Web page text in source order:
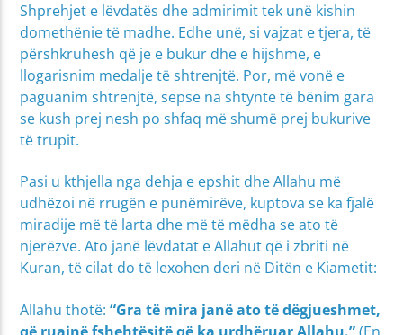
Shprehjet e lëvdatës dhe admirimit tek unë kishin
domethënie të madhe. Edhe unë, si vajzat e tjera, të
përshkruhesh që je e bukur dhe e hijshme, e
llogarisnim medalje të shtrenjtë. Por, më vonë e
paguanim shtrenjtë, sepse na shtynte të bënim gara
se kush prej nesh po shfaq më shumë prej bukurive
të trupit.
Pasi u kthjella nga dehja e epshit dhe Allahu më
udhëzoi në rrugën e punëmirëve, kuptova se ka fjalë
miradije më të larta dhe më të mëdha se ato të
njerëzve. Ato janë lëvdatat e Allahut që i zbriti në
Kuran, të cilat do të lexohen deri në Ditën e Kiametit:
Allahu thotë:“Gra të mira janë ato të dëgjueshmet,